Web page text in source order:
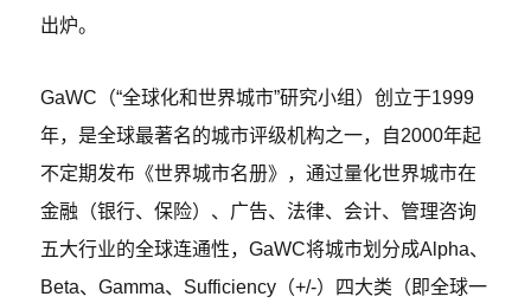
出炉。
GaWC（“全球化和世界城市”研究小组）创立于1999
年，是全球最著名的城市评级机构之一，自2000年起
不定期发布《世界城市名册》，通过量化世界城市在
金融（银行、保险）、广告、法律、会计、管理咨询
五大行业的全球连通性，GaWC将城市划分成Alpha、
Beta、Gamma、Sufficiency（+/-）四大类（即全球一